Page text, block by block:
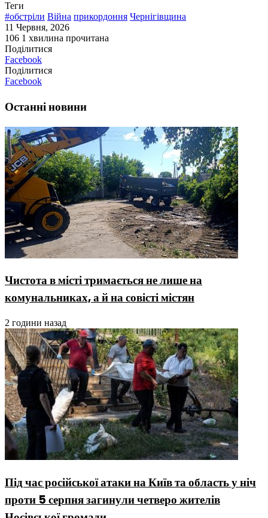
Теги
#обстріли Війна прикордоння Чернігівщина
11 Червня, 2026
106 1 хвилина прочитана
Поділитися
Facebook
Поділитися
Facebook
Останні новини
Чистота в місті тримається не лише на
комунальниках, а й на совісті містян
2 години назад
Під час російської атаки на Київ та область у ніч
проти 5 серпня загинули четверо жителів